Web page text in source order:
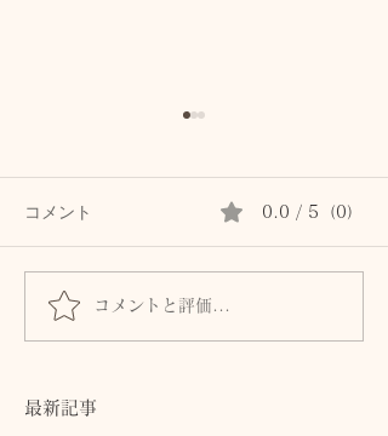
髪とまつ毛のために、自
律神経と首・頭皮をいた
コメント 0.0 / 5（0）
コメントと評価...
最新記事